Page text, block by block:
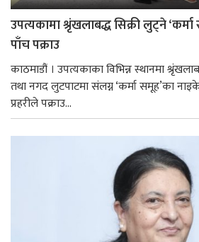
उपत्यकामा श्रृंखलाबद्ध सिक्री लुट्ने
पाँच पक्राउ
काठमाडौं । उपत्यकाका विभिन्न स्थानमा
तथा नगद लुटपाटमा संलग्न ‘कर्मा समूह’का
प्रहरीले पक्राउ...